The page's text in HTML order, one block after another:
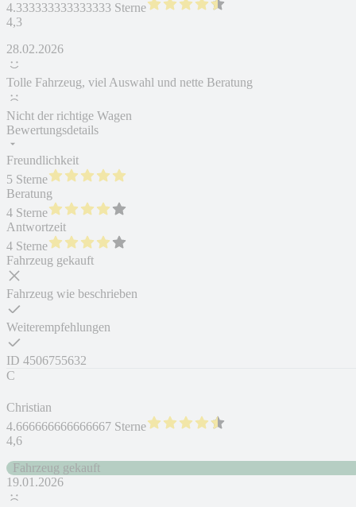
4.333333333333333 Sterne
4,3
28.02.2026
Tolle Fahrzeug, viel Auswahl und nette Beratung
Nicht der richtige Wagen
Bewertungsdetails
Freundlichkeit
5 Sterne
Beratung
4 Sterne
Antwortzeit
4 Sterne
Fahrzeug gekauft
Fahrzeug wie beschrieben
Weiterempfehlungen
ID 4506755632
C
Christian
4.666666666666667 Sterne
4,6
Fahrzeug gekauft
19.01.2026